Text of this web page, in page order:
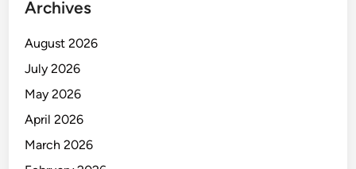
Archives
August 2026
July 2026
May 2026
April 2026
March 2026